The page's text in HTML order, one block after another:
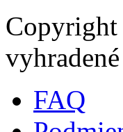
vyhradené
FAQ